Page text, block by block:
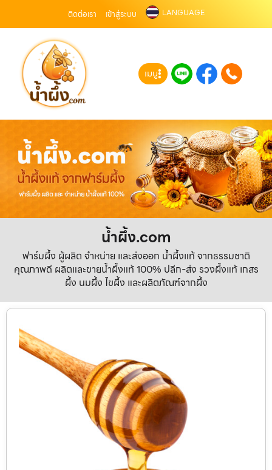
ติดต่อเรา เข้าสู่ระบบ LANGUAGE
เมนู
น้ำผึ้ง.com
ฟาร์มผึ้ง ผู้ผลิต จำหน่าย และส่งออก น้ำผึ้งแท้ จากธรรมชาติ
คุณภาพดี ผลิตและขายน้ำผึ้งแท้ 100% ปลีก-ส่ง รวงผึ้งแท้ เกสร
ผึ้ง นมผึ้ง ไขผึ้ง และผลิตภัณฑ์จากผึ้ง